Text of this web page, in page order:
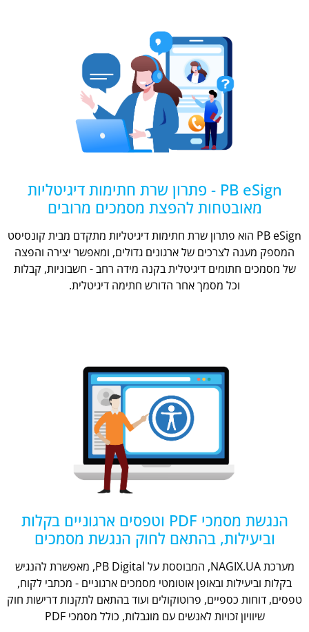
PB eSign - פתרון שרת חתימות דיגיטליות
מאובטחות להפצת מסמכים מרובים
PB eSign הוא פתרון שרת חתימות דיגיטליות מתקדם מבית קונסיסט
המספק מענה לצרכים של ארגונים גדולים, ומאפשר יצירה והפצה
של מסמכים חתומים דיגיטלית בקנה מידה רחב - חשבוניות, קבלות
וכל מסמך אחר הדורש חתימה דיגיטלית.
הנגשת מסמכי PDF וטפסים ארגוניים בקלות
וביעילות, בהתאם לחוק הנגשת מסמכים
מערכת NAGIX.UA, המבוססת על PB Digital, מאפשרת להנגיש
בקלות וביעילות ובאופן אוטומטי מסמכים ארגוניים - מכתבי לקוח,
טפסים, דוחות כספיים, פרוטוקולים ועוד בהתאם לתקנות דרישות חוק
שיוויון זכויות לאנשים עם מוגבלות, כולל מסמכי PDF